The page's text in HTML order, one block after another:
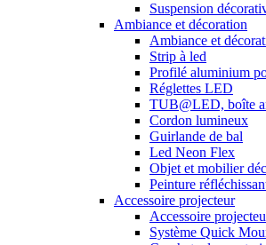
Suspension
Ambiance et décoration
Ambiance et
Strip à led
Profilé aluminium
Réglettes LED
TUB@LED, boîte
Cordon lumineux
Guirlande de bal
Led Neon Flex
Objet et mobilier
Peinture
Accessoire projecteur
Accessoire
Système Quick